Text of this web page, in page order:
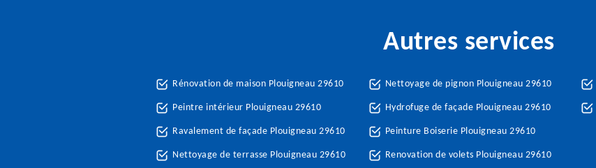
Autres services
Rénovation de maison Plouigneau 29610
Peintre intérieur Plouigneau 29610
Ravalement de façade Plouigneau 29610
Nettoyage de terrasse Plouigneau 29610
Nettoyage de pignon Plouigneau 29610
Hydrofuge de façade Plouigneau 29610
Peinture Boiserie Plouigneau 29610
Renovation de volets Plouigneau 29610